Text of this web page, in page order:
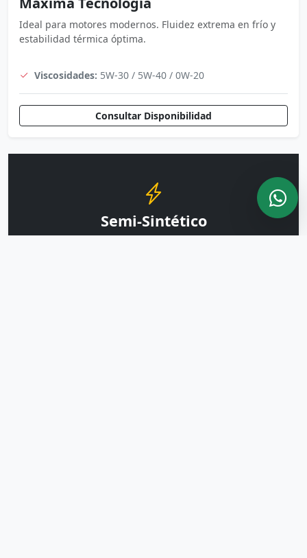
Ideal para motores modernos. Fluidez extrema en frío y
estabilidad térmica óptima.
Viscosidades: 5W-30 / 5W-40 / 0W-20
Consultar Disponibilidad
Semi-Sintético